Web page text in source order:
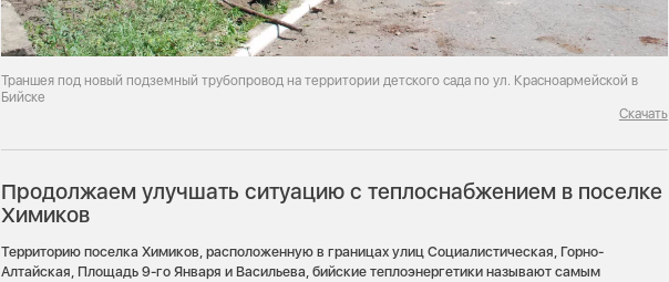
Траншея под новый подземный трубопровод на территории детского сада по ул. Красноармейской в
Бийске
Скачать
Продолжаем улучшать ситуацию с теплоснабжением в поселке
Химиков
Территорию поселка Химиков, расположенную в границах улиц Социалистическая, Горно-
Алтайская, Площадь 9-го Января и Васильева, бийские теплоэнергетики называют самым